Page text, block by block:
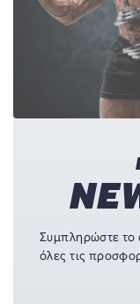
Συμπληρώστε το
όλες τις